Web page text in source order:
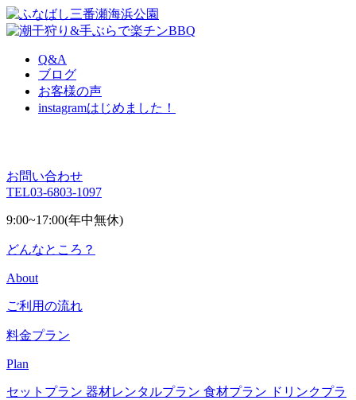
Q&A
ブログ
お客様の声
instagramはじめました！
お問い合わせ
TEL03-6803-1097
9:00~17:00(年中無休)
どんなところ？
About
ご利用の流れ
料金プラン
Plan
セットプラン 器材レンタルプラン 食材プラン ドリンクプラ